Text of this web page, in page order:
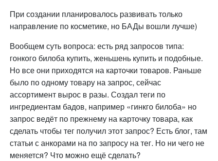
При создании планировалось развивать только
направление по косметике, но БАДы вошли лучше)
Вообщем суть вопроса: есть ряд запросов типа:
гонкого билоба купить, женьшень купить и подобные.
Но все они приходятся на карточки товаров. Раньше
было по одному товару на запрос, сейчас
ассортимент вырос в разы. Создал теги по
ингредиентам бадов, например «гинкго билоба» но
запрос ведёт по прежнему на карточку товара, как
сделать чтобы тег получил этот запрос? Есть блог, там
статьи с анкорами на по запросу на тег. Но ни чего не
меняется? Что можно ещё сделать?